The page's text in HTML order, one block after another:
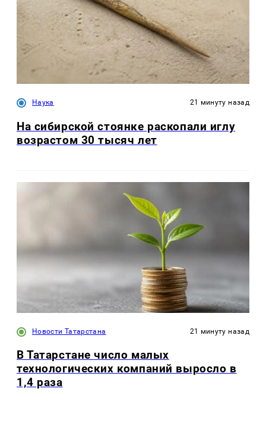
Наука 21 минуту назад
На сибирской стоянке раскопали иглу
возрастом 30 тысяч лет
Новости Татарстана 21 минуту назад
В Татарстане число малых
технологических компаний выросло в
1,4 раза